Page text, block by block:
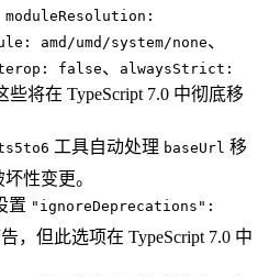
moduleResolution:
amd/umd/system/none、
false、
alwaysStrict:
些将在 TypeScript 7.0 中彻底移
工具自动处理 baseUrl 移
性变更。
置 "ignoreDeprecations":
，但此选项在 TypeScript 7.0 中